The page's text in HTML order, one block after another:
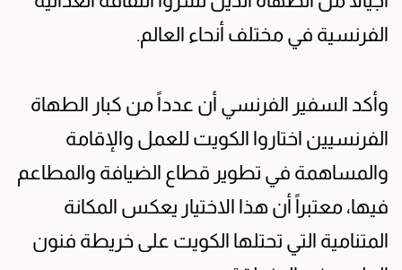
الفرنسية في مختلف أنحاء العالم.
وأكد السفير الفرنسي أن عدداً من كبار الطهاة
الفرنسيين اختاروا الكويت للعمل والإقامة
والمساهمة في تطوير قطاع الضيافة والمطاعم
فيها، معتبراً أن هذا الاختيار يعكس المكانة
المتنامية التي تحتلها الكويت على خريطة فنون